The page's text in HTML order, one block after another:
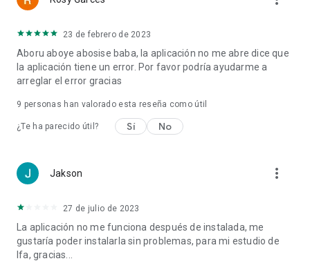
23 de febrero de 2023
Aboru aboye abosise baba, la aplicación no me abre dice que
la aplicación tiene un error. Por favor podría ayudarme a
arreglar el error gracias
9 personas han valorado esta reseña como útil
¿Te ha parecido útil? Sí No
Jakson more_vert
27 de julio de 2023
La aplicación no me funciona después de instalada, me
gustaría poder instalarla sin problemas, para mi estudio de
Ifa, gracias...